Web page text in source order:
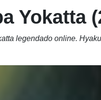
Yokatta
legendado online.